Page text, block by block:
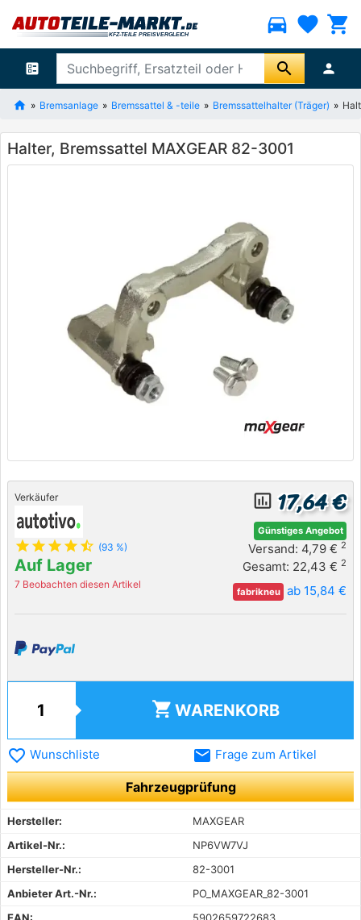
directions_car favorite shopping_cart
ballot search person
Bremsanlage Bremssattel & -teile Bremssattelhalter (Träger)
Halter, Bremssattel MAXGEAR 82-3001
Verkäufer
star star star star star_half (93 %)
Auf Lager
7 Beobachten diesen Artikel
insert_chart_outlined 17,64 €
Günstiges Angebot
Versand: 4,79 € 2
Gesamt: 22,43 € 2
fabrikneu ab 15,84 €
shopping_cart WARENKORB
favorite_border Wunschliste email Frage zum Artikel
Fahrzeugprüfung
Hersteller:
MAXGEAR
Artikel-Nr.:
NP6VW7VJ
Hersteller-Nr.:
82-3001
Anbieter Art.-Nr.:
PO_MAXGEAR_82-3001